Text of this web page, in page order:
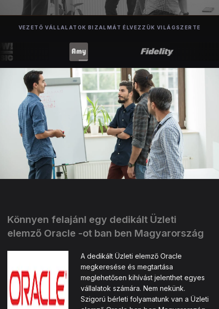
VEZETŐ VÁLLALATOK BIZALMÁT ÉLVEZZÜK VILÁGSZERTE
Könnyen felajánl egy dedikált Üzleti
elemző Oracle -ot ban ben Magyarország
A dedikált Üzleti elemző Oracle
megkeresése és megtartása
meglehetősen kihívást jelenthet egyes
vállalatok számára. Nem nekünk.
Szigorú bérleti folyamatunk van a Üzleti